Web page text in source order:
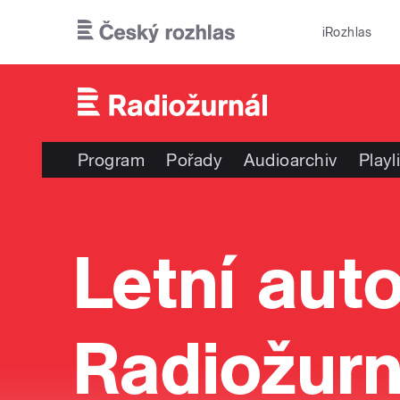
iRozhlas
Program Pořady Audioarchiv